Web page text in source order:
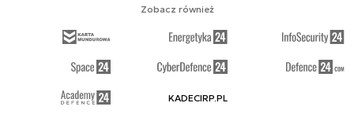
Zobacz również
KADECIRP.PL